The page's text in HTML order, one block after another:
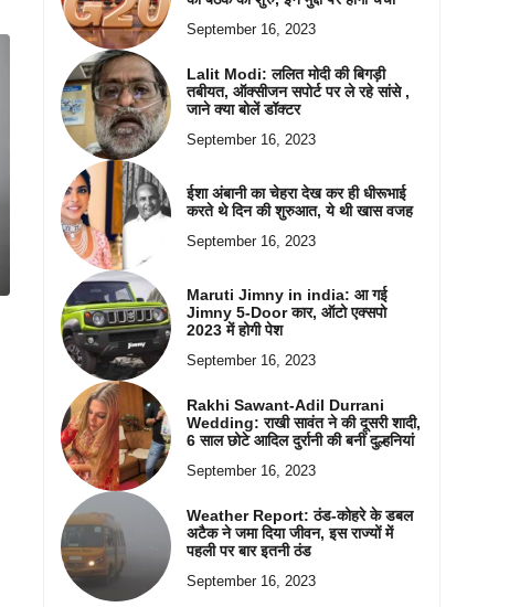
September 16, 2023
Lalit Modi: ललित मोदी की बिगड़ी
तबीयत, ऑक्सीजन सपोर्ट पर ले रहे सांसे ,
जाने क्या बोलें डॉक्टर
September 16, 2023
ईशा अंबानी का चेहरा देख कर ही धीरूभाई
करते थे दिन की शुरुआत, ये थी खास वजह
September 16, 2023
Maruti Jimny in india: आ गई
Jimny 5-Door कार, ऑटो एक्सपो
2023 में होगी पेश
September 16, 2023
Rakhi Sawant-Adil Durrani
Wedding: राखी सावंत ने की दूसरी शादी,
6 साल छोटे आदिल दुर्रानी की बनीं दुल्हनियां
September 16, 2023
Weather Report: ठंड-कोहरे के डबल
अटैक ने जमा दिया जीवन, इस राज्यों में
पहली पर बार इतनी ठंड
September 16, 2023